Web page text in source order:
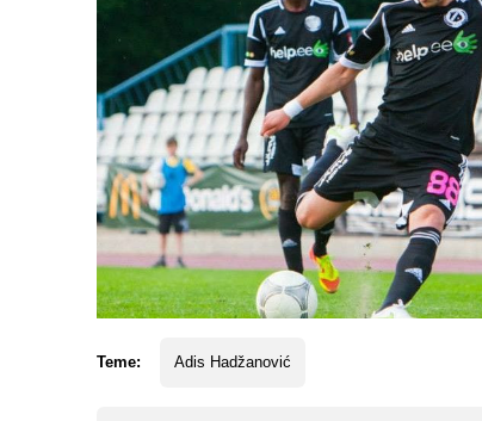
Teme: Adis Hadžanović